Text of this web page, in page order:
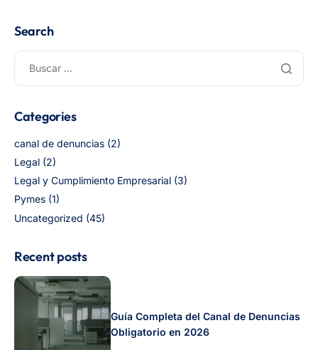
Search
Categories
canal de denuncias (2)
Legal (2)
Legal y Cumplimiento Empresarial (3)
Pymes (1)
Uncategorized (45)
Recent posts
Guía Completa del Canal de Denuncias
Obligatorio en 2026